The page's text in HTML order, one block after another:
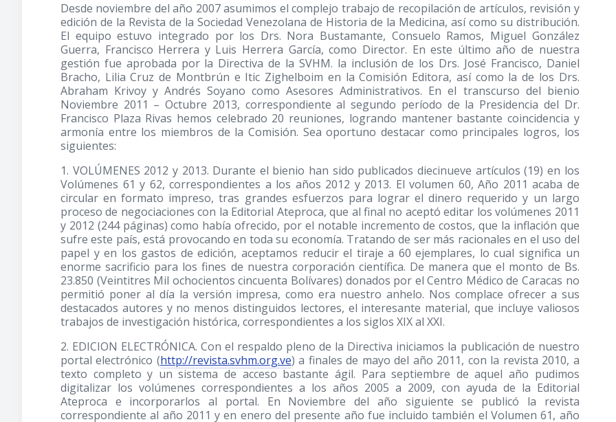
Desde noviembre del año 2007 asumimos el complejo trabajo de recopilación de artículos, revisión y
edición de la Revista de la Sociedad Venezolana de Historia de la Medicina, así como su distribución.
El equipo estuvo integrado por los Drs. Nora Bustamante, Consuelo Ramos, Miguel González
Guerra, Francisco Herrera y Luis Herrera García, como Director. En este último año de nuestra
gestión fue aprobada por la Directiva de la SVHM. la inclusión de los Drs. José Francisco, Daniel
Bracho, Lilia Cruz de Montbrún e Itic Zighelboim en la Comisión Editora, así como la de los Drs.
Abraham Krivoy y Andrés Soyano como Asesores Administrativos. En el transcurso del bienio
Noviembre 2011 – Octubre 2013, correspondiente al segundo período de la Presidencia del Dr.
Francisco Plaza Rivas hemos celebrado 20 reuniones, logrando mantener bastante coincidencia y
armonía entre los miembros de la Comisión. Sea oportuno destacar como principales logros, los
siguientes:
1. VOLÚMENES 2012 y 2013. Durante el bienio han sido publicados diecinueve artículos (19) en los
Volúmenes 61 y 62, correspondientes a los años 2012 y 2013. El volumen 60, Año 2011 acaba de
circular en formato impreso, tras grandes esfuerzos para lograr el dinero requerido y un largo
proceso de negociaciones con la Editorial Ateproca, que al final no aceptó editar los volúmenes 2011
y 2012 (244 páginas) como había ofrecido, por el notable incremento de costos, que la inflación que
sufre este país, está provocando en toda su economía. Tratando de ser más racionales en el uso del
papel y en los gastos de edición, aceptamos reducir el tiraje a 60 ejemplares, lo cual significa un
enorme sacrificio para los fines de nuestra corporación científica. De manera que el monto de Bs.
23.850 (Veintitres Mil ochocientos cincuenta Bolívares) donados por el Centro Médico de Caracas no
permitió poner al día la versión impresa, como era nuestro anhelo. Nos complace ofrecer a sus
destacados autores y no menos distinguidos lectores, el interesante material, que incluye valiosos
trabajos de investigación histórica, correspondientes a los siglos XIX al XXI.
2. EDICION ELECTRÓNICA. Con el respaldo pleno de la Directiva iniciamos la publicación de nuestro
portal electrónico (http://revista.svhm.org.ve) a finales de mayo del año 2011, con la revista 2010, a
texto completo y un sistema de acceso bastante ágil. Para septiembre de aquel año pudimos
digitalizar los volúmenes correspondientes a los años 2005 a 2009, con ayuda de la Editorial
Ateproca e incorporarlos al portal. En Noviembre del año siguiente se publicó la revista
correspondiente al año 2011 y en enero del presente año fue incluido también el Volumen 61, año